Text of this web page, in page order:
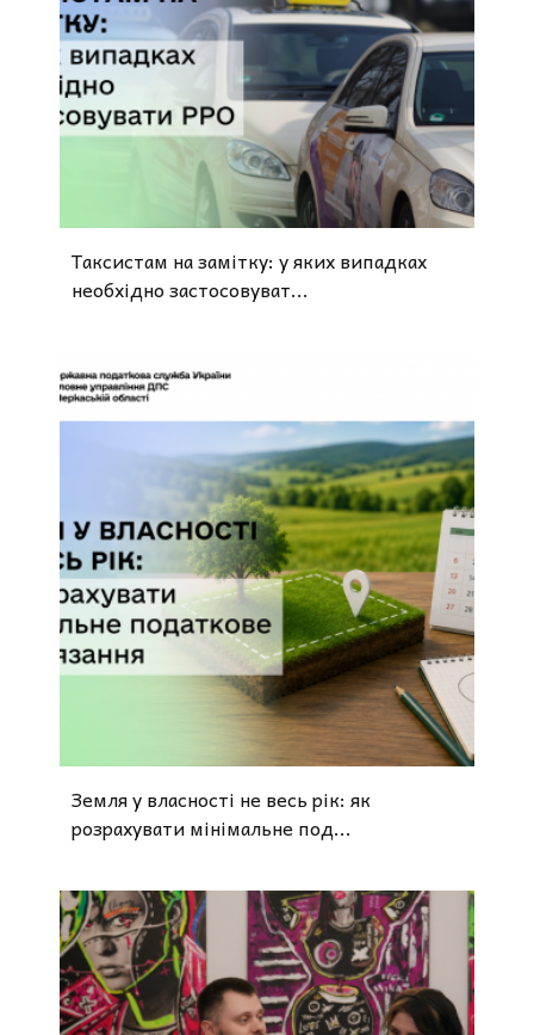
Таксистам на замітку: у яких випадках
необхідно застосовуват...
Земля у власності не весь рік: як
розрахувати мінімальне под...